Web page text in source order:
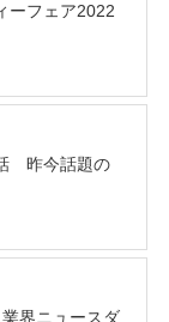
ーフェア2022
昨今話題の
界ニュースダ